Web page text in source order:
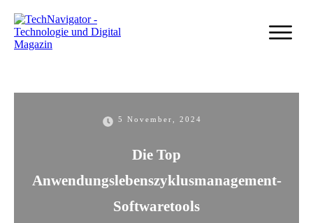
5 November, 2024
Die Top
Anwendungslebenszyklusmanagement-
Softwaretools